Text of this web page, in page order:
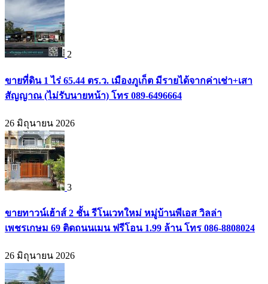
2
ขายที่ดิน 1 ไร่ 65.44 ตร.ว. เมืองภูเก็ต มีรายได้จากค่าเช่า+เสา
สัญญาณ (ไม่รับนายหน้า) โทร 089-6496664
26 มิถุนายน 2026
3
ขายทาวน์เฮ้าส์ 2 ชั้น รีโนเวทใหม่ หมู่บ้านพีเอส วิลล่า
เพชรเกษม 69 ติดถนนเมน ฟรีโอน 1.99 ล้าน โทร 086-8808024
26 มิถุนายน 2026